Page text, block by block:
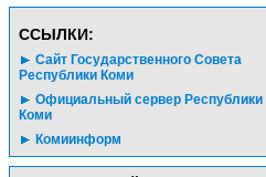
CСЫЛКИ:
Сайт Государственного Совета
Республики Коми
Официальный сервер Республики
Коми
Комиинформ